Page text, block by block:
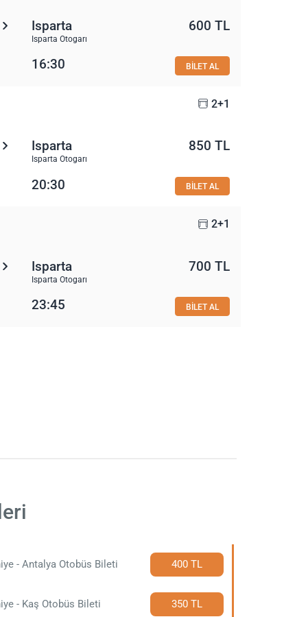
Isparta
Isparta Otogarı
600 TL
16:30 BİLET AL
2+1
Isparta
Isparta Otogarı
850 TL
20:30 BİLET AL
2+1
Isparta
Isparta Otogarı
700 TL
23:45 BİLET AL
- Antalya Otobüs Bileti 400 TL
- Kaş Otobüs Bileti 350 TL